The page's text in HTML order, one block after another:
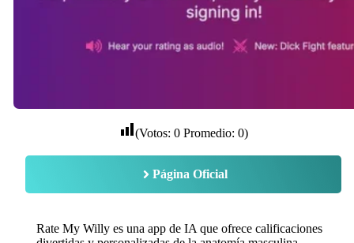
(Votos: 0Promedio: 0)
Página Oficial
Rate My Willy es una app de IA que ofrece calificaciones